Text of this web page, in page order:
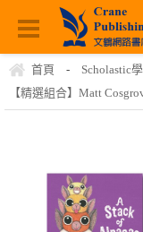
首頁 - Scholastic
【精選組合】Matt